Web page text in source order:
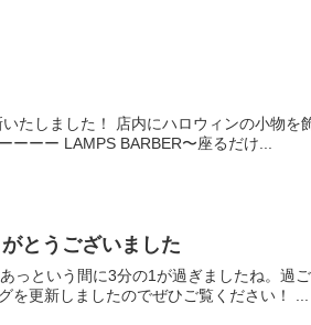
たしました！ 店内にハロウィンの小物
ーー LAMPS BARBER〜座るだけ...
とうございました
っという間に3分の1が過ぎましたね。過
更新しましたのでぜひご覧ください！ ...